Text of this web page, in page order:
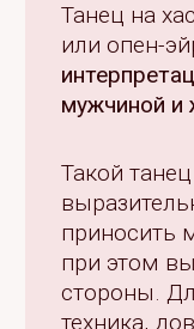
Танец на
или опен-
мужчиной и
Такой
приносить
при этом
стороны.
техника,